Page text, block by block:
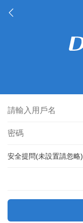
安全提問(未設置請忽略)